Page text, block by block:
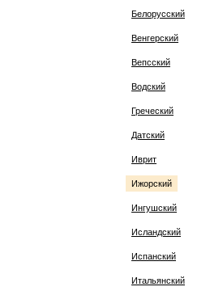
Белорусский
Венгерский
Вепсский
Водский
Греческий
Датский
Иврит
Ижорский
Ингушский
Исландский
Испанский
Итальянский